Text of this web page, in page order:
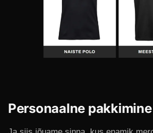
Personaalne pakkimine